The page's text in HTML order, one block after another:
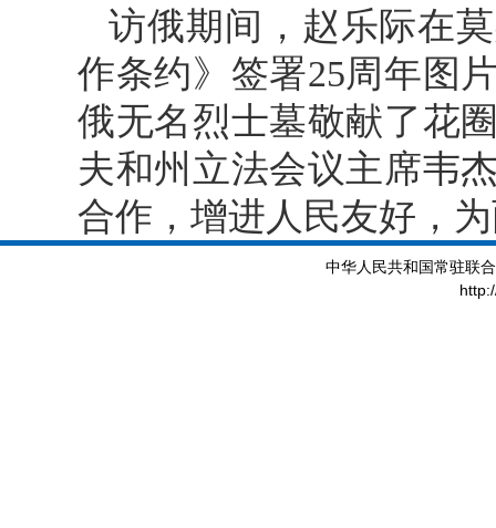
访俄期间，赵乐际在
作条约》签署25周年图
俄无名烈士墓敬献了花
夫和州立法会议主席韦
合作，增进人民友好，
中华人民共和国常驻联